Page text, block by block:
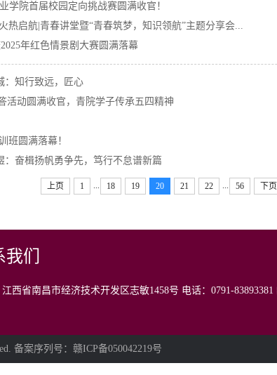
学院首届校园定向挑战赛圆满收官！
热启航|青春讲堂暨“青春筑梦，知识领航”主题分享会...
年红色情景剧大赛圆满落幕
：知行致远，匠心
活动圆满收官，青院学子传承五四精神
班圆满落幕！
：奋楫扬帆勇争先，笃行不怠谱新篇
上页 1 18 19 20 21 22 56 下页
们
西省南昌市经济技术开发区志敏1458号 电话：0791-83893381
备案序列号：赣ICP备050042219号